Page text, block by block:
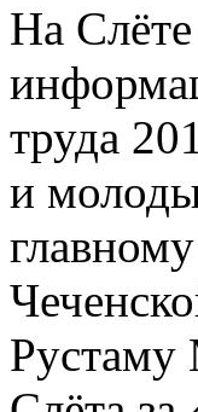
На
труда
и
Рустаму